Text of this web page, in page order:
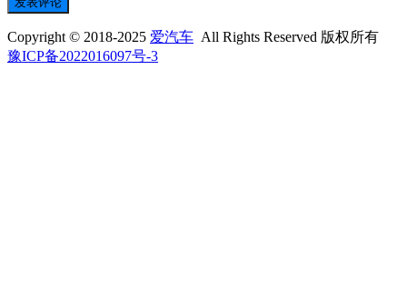
Copyright © 2018-2025 爱汽车 All Rights Reserved 版权所有
豫ICP备2022016097号-3